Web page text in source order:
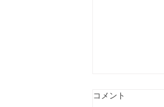
コメント